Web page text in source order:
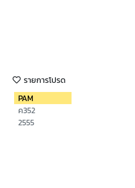
รายการโปรด
PAM
ค352
2555